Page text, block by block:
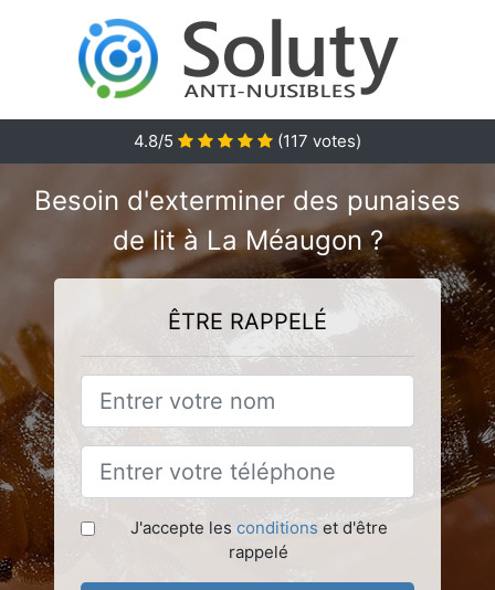
4.8/5 (117 votes)
Besoin d'exterminer des punaises
de lit à La Méaugon ?
ÊTRE RAPPELÉ
J'accepte les conditions et d'être
rappelé